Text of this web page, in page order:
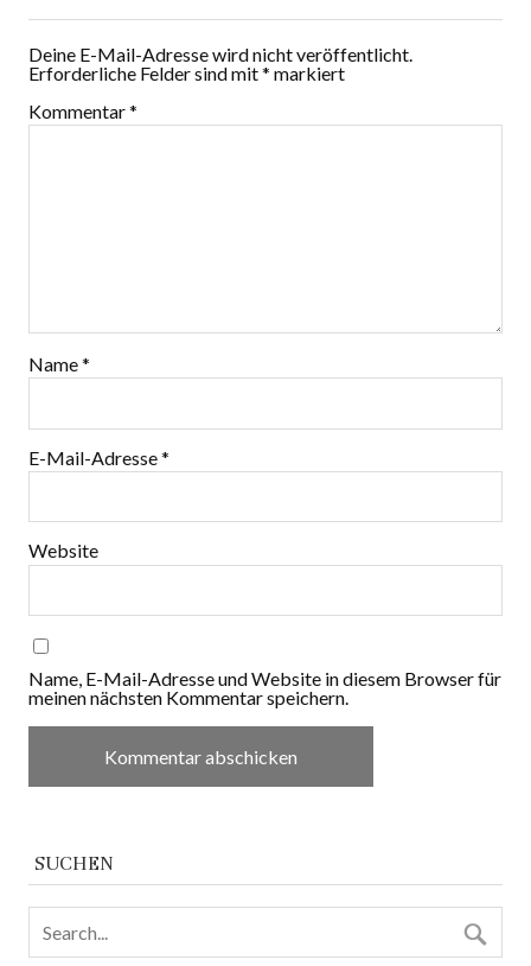
Deine E-Mail-Adresse wird nicht veröffentlicht.
Erforderliche Felder sind mit* markiert
Kommentar*
Name*
E-Mail-Adresse*
Website
Name, E-Mail-Adresse und Website in diesem Browser für
meinen nächsten Kommentar speichern.
SUCHEN